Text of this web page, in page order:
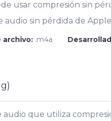
usar compresión sin
audio sin pérdida de
archivo: .m4a
que utiliza